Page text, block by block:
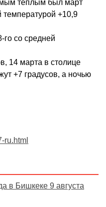
теплым был март
температурой +10,9
со средней
14 марта в столице
+7 градусов, а ночью
ru.html
в Бишкеке 9 августа